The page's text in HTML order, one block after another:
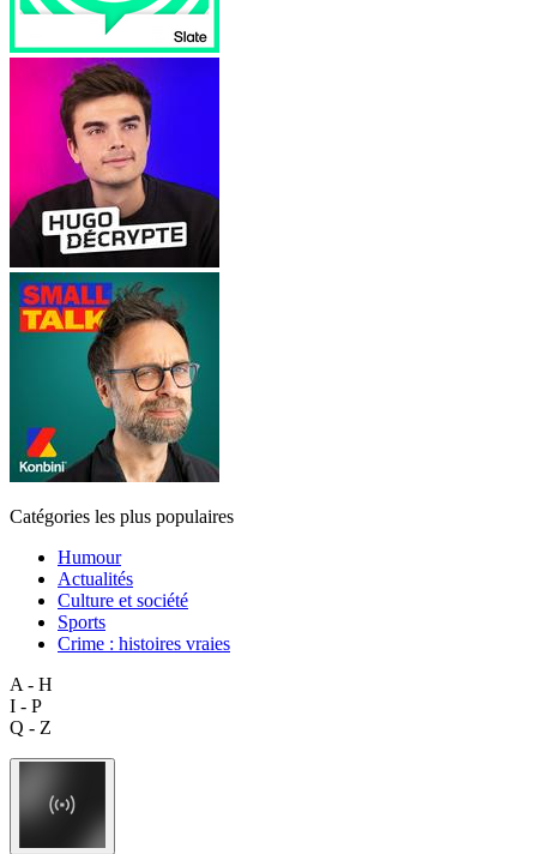
Catégories les plus populaires
Humour
Actualités
Culture et société
Sports
Crime : histoires vraies
A - H
I - P
Q - Z